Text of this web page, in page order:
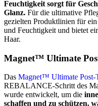
Feuchtigkeit sorgt für
Glanz. Für die ultimative
gezielten Produktlinien für
und Feuchtigkeit und bietet
Haar.
Magnet™ Ultimate
Das Magnet™ Ultimate Post-
REBALANCE-Schritt des
wurde entwickelt, um die
schaffen und zu schützen,